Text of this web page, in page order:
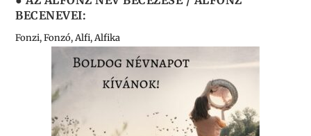
BECENEVEI:
Fonzi, Fonzó, Alfi, Alfika